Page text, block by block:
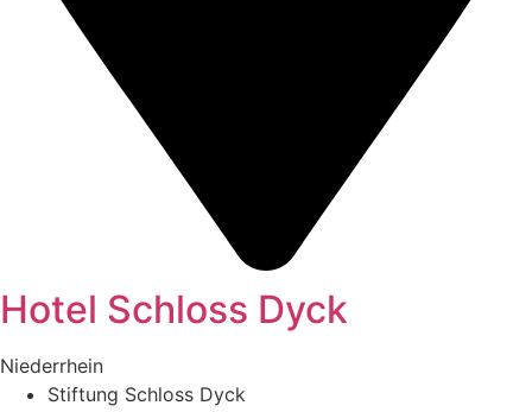
Hotel Schloss Dyck
Niederrhein
Stiftung Schloss Dyck